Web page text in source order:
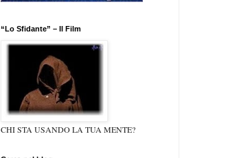
“Lo Sfidante” – Il Film
CHI STA USANDO LA TUA MENTE?